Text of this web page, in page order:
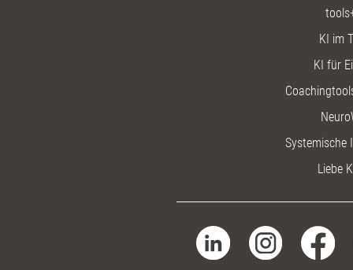
KI im
KI für
Systemische
Liebe